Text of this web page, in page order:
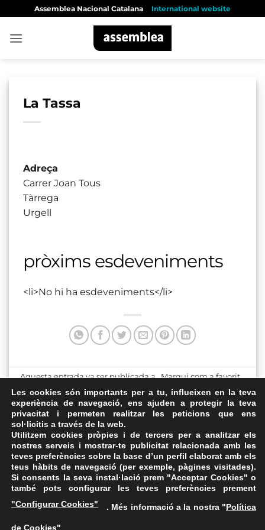
content
Assemblea Nacional Catalana International website
La Tassa
Adreça
Carrer Joan Tous
Tàrrega
Urgell
pròxims esdeveniments
<li>No hi ha esdeveniments</li>
Aquesta entrada va ser publicada a . Marqui com a favorit
Enllaç permanent
Plaça Major de Tàrrega
Local de l’Assemblea de
Tàrrega
FAQs
Les cookies són importants per a tu, influeixen en la teva
experiència de navegació, ens ajuden a protegir la teva
privacitat i permeten realitzar les peticions que ens
sol·licitis a través de la web.
Utilitzem cookies pròpies i de tercers per a analitzar els
nostres serveis i mostrar-te publicitat relacionada amb les
teves preferències sobre la base d’un perfil elaborat amb els
teus hàbits de navegació (per exemple, pàgines visitades).
Si consents la seva instal·lació prem "Acceptar Cookies" o
també pots configurar les teves preferències prement
"Configurar Cookies"
. Més informació a la nostra "Política
de Cookies"